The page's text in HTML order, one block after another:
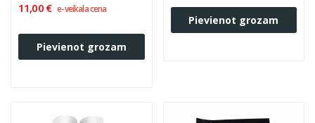
11,00 € e-veikala cena
Pievienot grozam
Pievienot grozam